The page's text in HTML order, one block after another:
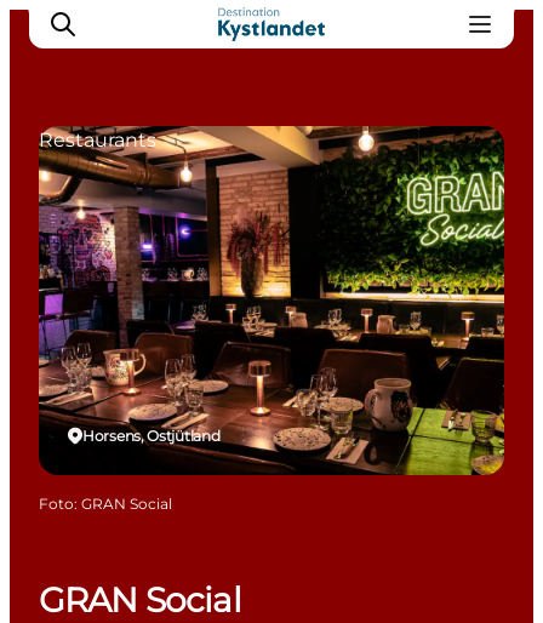
Erlebnisse
Städte
Unterkünfte
Camping
GRAN Social
Horsens, Ostjütland
Restaurants
Foto: GRAN Social